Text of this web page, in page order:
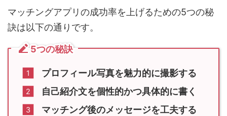
マッチングアプリの成功率を上げるための5つの秘
訣は以下の通りです。
5つの秘訣
プロフィール写真を魅力的に撮影する
自己紹介文を個性的かつ具体的に書く
マッチング後のメッセージを工夫する